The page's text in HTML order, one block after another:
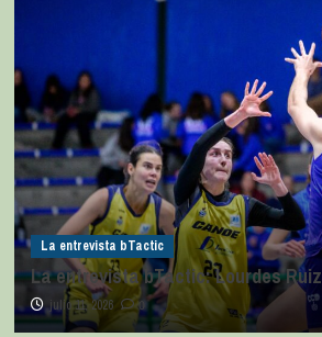
La entrevista bTactic
La entrevista bTactic: Lourdes Ruiz
julio 11, 2026 0